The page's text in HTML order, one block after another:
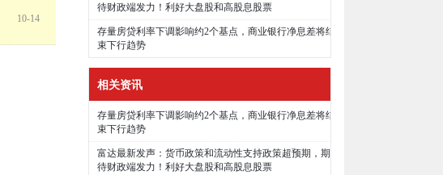
10-14
待财政端发力！利好大盘股和高股息股票
存量房贷利率下调影响约2个基点，商业银行净息差将结
束下行趋势
相关资讯
存量房贷利率下调影响约2个基点，商业银行净息差将结
束下行趋势
富达最新发声：货币政策和流动性支持政策超预期，期
待财政端发力！利好大盘股和高股息股票